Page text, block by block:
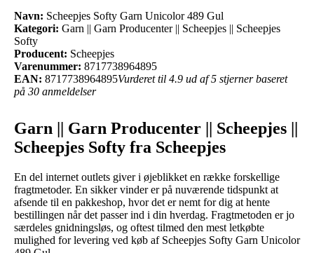
Navn: Scheepjes Softy Garn Unicolor 489 Gul
Kategori: Garn || Garn Producenter || Scheepjes || Scheepjes
Softy
Producent: Scheepjes
Varenummer: 8717738964895
EAN: 8717738964895Vurderet til 4.9 ud af 5 stjerner baseret
på 30 anmeldelser
Garn || Garn Producenter || Scheepjes ||
Scheepjes Softy fra Scheepjes
En del internet outlets giver i øjeblikket en række forskellige
fragtmetoder. En sikker vinder er på nuværende tidspunkt at
afsende til en pakkeshop, hvor det er nemt for dig at hente
bestillingen når det passer ind i din hverdag. Fragtmetoden er jo
særdeles gnidningsløs, og oftest tilmed den mest letkøbte
mulighed for levering ved køb af Scheepjes Softy Garn Unicolor